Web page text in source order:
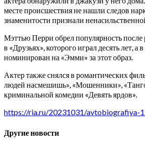
месте происшествия не нашли следов
знаменитости признали
Мэттью Перри обрел популярность после
в «Друзьях», которого играл десять лет,
номинирован на «Эмми» за этот образ.
Актер также снялся в романтических
людей насмешишь», «Мошенники»,
криминальной комедии «Девять ярдов».
https://ria.ru/20231031/avtobiografiya-
Другие новости